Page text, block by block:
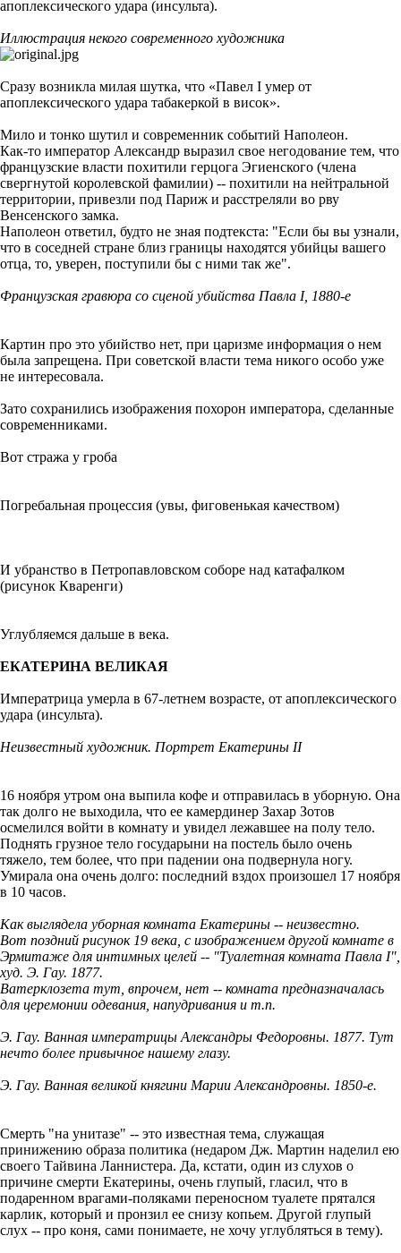
апоплексического удара (инсульта).
Иллюстрация некого современного художника
Сразу возникла милая шутка, что «Павел I умер от
апоплексического удара табакеркой в висок».
Мило и тонко шутил и современник событий Наполеон.
Как-то император Александр выразил свое негодование тем, что
французские власти похитили герцога Эгиенского (члена
свергнутой королевской фамилии) -- похитили на нейтральной
территории, привезли под Париж и расстреляли во рву
Венсенского замка.
Наполеон ответил, будто не зная подтекста: "Если бы вы узнали,
что в соседней стране близ границы находятся убийцы вашего
отца, то, уверен, поступили бы с ними так же".
Французская гравюра со сценой убийства Павла I, 1880-е
Картин про это убийство нет, при царизме информация о нем
была запрещена. При советской власти тема никого особо уже
не интересовала.
Зато сохранились изображения похорон императора, сделанные
современниками.
Вот стража у гроба
Погребальная процессия (увы, фиговенькая качеством)
И убранство в Петропавловском соборе над катафалком
(рисунок Кваренги)
Углубляемся дальше в века.
ЕКАТЕРИНА ВЕЛИКАЯ
Императрица умерла в 67-летнем возрасте, от апоплексического
удара (инсульта).
Неизвестный художник. Портрет Екатерины II
16 ноября утром она выпила кофе и отправилась в уборную. Она
так долго не выходила, что ее камердинер Захар Зотов
осмелился войти в комнату и увидел лежавшее на полу тело.
Поднять грузное тело государыни на постель было очень
тяжело, тем более, что при падении она подвернула ногу.
Умирала она очень долго: последний вздох произошел 17 ноября
в 10 часов.
Как выглядела уборная комната Екатерины -- неизвестно.
Вот поздний рисунок 19 века, с изображением другой комнате в
Эрмитаже для интимных целей -- "Туалетная комната Павла I",
худ. Э. Гау. 1877.
Ватерклозета тут, впрочем, нет -- комната предназначалась
для церемонии одевания, напудривания и т.п.
Э. Гау. Ванная императрицы Александры Федоровны. 1877. Тут
нечто более привычное нашему глазу.
Э. Гау. Ванная великой княгини Марии Александровны. 1850-е.
Смерть "на унитазе" -- это известная тема, служащая
принижению образа политика (недаром Дж. Мартин наделил ею
своего Тайвина Ланнистера. Да, кстати, один из слухов о
причине смерти Екатерины, очень глупый, гласил, что в
подаренном врагами-поляками переносном туалете прятался
карлик, который и пронзил ее снизу копьем. Другой глупый
слух -- про коня, сами понимаете, не хочу углубляться в тему).